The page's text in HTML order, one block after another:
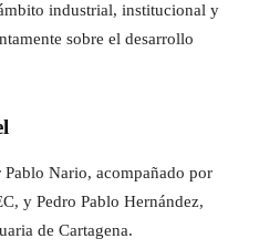
industrial, institucional y
sobre el desarrollo
Nario, acompañado por
y Pedro Pablo Hernández,
de Cartagena.